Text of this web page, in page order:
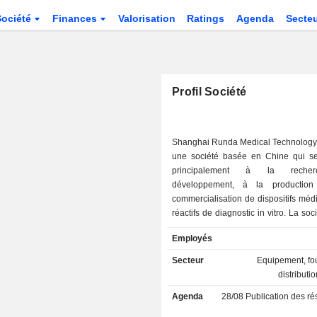
Finances Valorisation Ratings Agenda
Profil Société
Shanghai Runda Medical
une société basée en Chine qui
principalement à la
développement, à la
commercialisation de dispositifs
réactifs de diagnostic in vitro. La
fournit une gamme complète de
chaîne d'approvisionnement
laboratoires médicaux, notamment
la logistique de la chaîne du froid,
Employés
Secteur
Equipement,
Agenda 28/08 Publication des résultats